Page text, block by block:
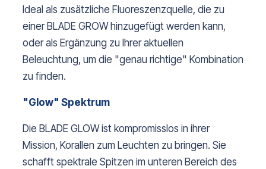
Ideal als zusätzliche Fluoreszenzquelle, die zu
einer BLADE GROW hinzugefügt werden kann,
oder als Ergänzung zu Ihrer aktuellen
Beleuchtung, um die "genau richtige" Kombination
zu finden.
"Glow" Spektrum
Die BLADE GLOW ist kompromisslos in ihrer
Mission, Korallen zum Leuchten zu bringen. Sie
schafft spektrale Spitzen im unteren Bereich des